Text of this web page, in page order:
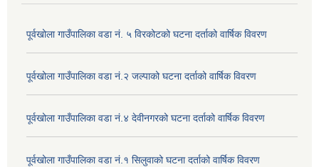
पूर्वखोला गाउँपालिका वडा नं. ५ विरकोटको घटना दर्ताको वार्षिक विवरण
पूर्वखोला गाउँपालिका वडा नं.२ जल्पाको घटना दर्ताको वार्षिक विवरण
पूर्वखोला गाउँपालिका वडा नं.४ देवीनगरको घटना दर्ताको वार्षिक विवरण
पूर्वखोला गाउँपालिका वडा नं.१ सिलुवाको घटना दर्ताको वार्षिक विवरण